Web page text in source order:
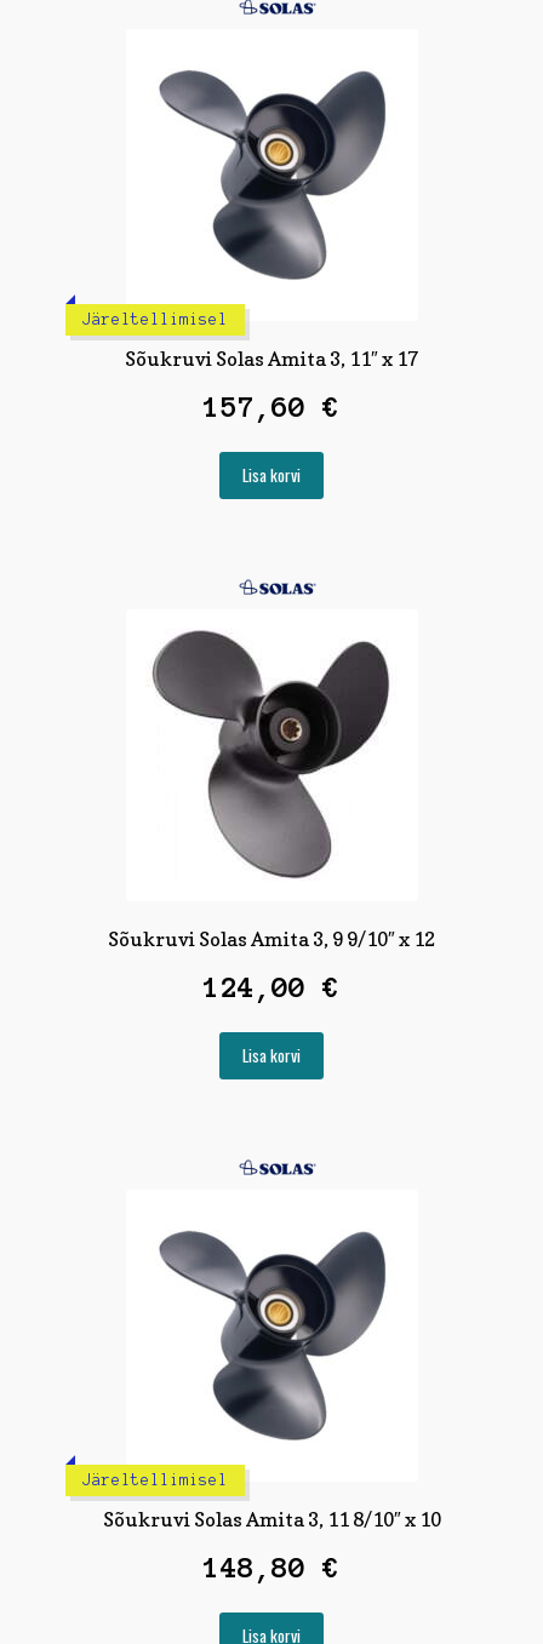
Järeltellimisel
Sõukruvi Solas Amita 3, 11″ x 17
157,60 €
Lisa korvi
Sõukruvi Solas Amita 3, 9 9/10″ x 12
124,00 €
Lisa korvi
Järeltellimisel
Sõukruvi Solas Amita 3, 11 8/10″ x 10
148,80 €
Lisa korvi